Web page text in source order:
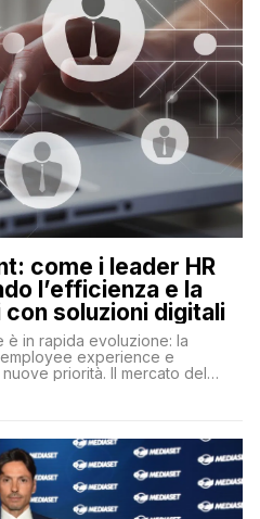
come i leader HR
l’efficienza e la
soluzioni digitali
è in rapida evoluzione: la
experience e
priorità. Il mercato del
più competitivo con una lotta